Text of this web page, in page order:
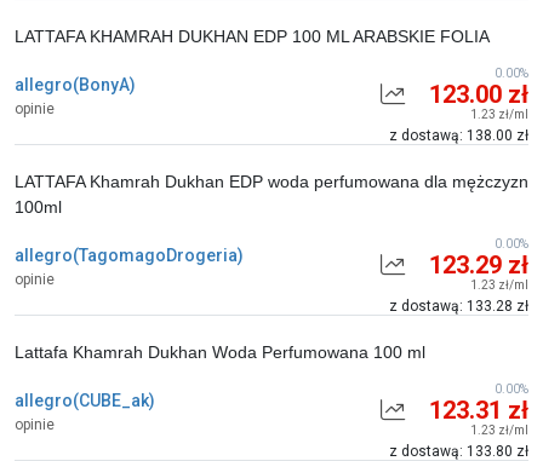
allegro(BonyA)
opinie
LATTAFA KHAMRAH DUKHAN EDP 100 ML ARABSKIE FOLIA
123.00 zł
1.23 zł/ml
z dostawą: 138.00 zł
0.00%
allegro(TagomagoDrogeria)
opinie
LATTAFA Khamrah Dukhan EDP woda perfumowana dla mężczyzn
100ml
123.29 zł
1.23 zł/ml
z dostawą: 133.28 zł
0.00%
allegro(CUBE_ak)
opinie
Lattafa Khamrah Dukhan Woda Perfumowana 100 ml
123.31 zł
1.23 zł/ml
z dostawą: 133.80 zł
0.00%